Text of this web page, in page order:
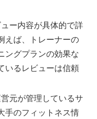
ュー内容が具体的で詳
えば、トレーナーの
ングプランの効果な
いるレビューは信頼
元が管理しているサ
手のフィットネス情